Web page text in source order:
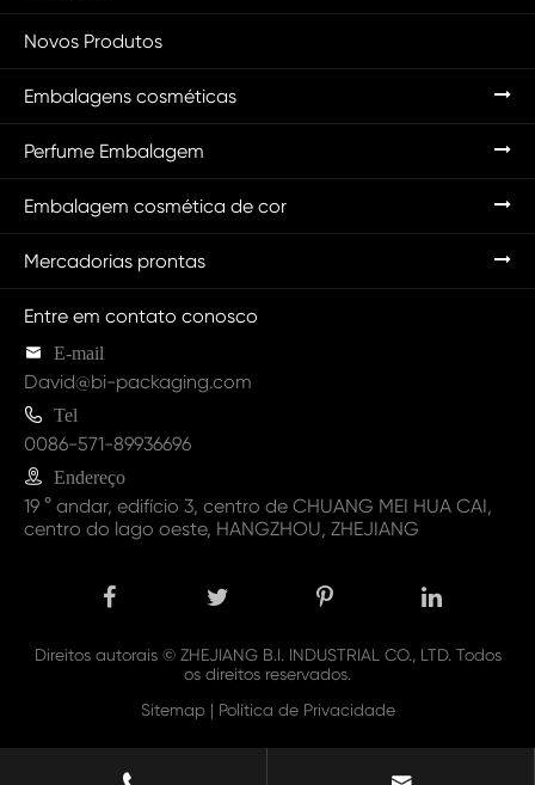
Novos Produtos
Embalagens cosméticas
Perfume Embalagem
Embalagem cosmética de cor
Mercadorias prontas
Entre em contato conosco
 E-mail
David@bi-packaging.com
 Tel
0086-571-89936696
 Endereço
19 ° andar, edifício 3, centro de CHUANG MEI HUA CAI,
centro do lago oeste, HANGZHOU, ZHEJIANG
Direitos autorais © ZHEJIANG B.I. INDUSTRIAL CO., LTD.Todos
os direitos reservados.
Sitemap| Política de Privacidade